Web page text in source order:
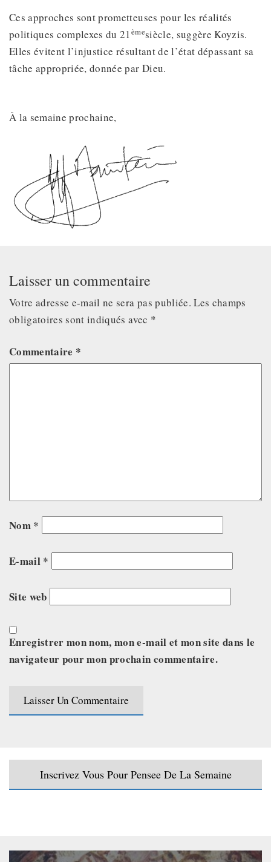
Ces approches sont prometteuses pour les réalités
politiques complexes du 21èmesiècle, suggère Koyzis.
Elles évitent l’injustice résultant de l’état dépassant sa
tâche appropriée, donnée par Dieu.
À la semaine prochaine,
Laisser un commentaire
Votre adresse e-mail ne sera pas publiée. Les champs
obligatoires sont indiqués avec *
Commentaire *
Nom *
E-mail *
Site web
Enregistrer mon nom, mon e-mail et mon site dans le
navigateur pour mon prochain commentaire.
Inscrivez Vous Pour Pensee De La Semaine